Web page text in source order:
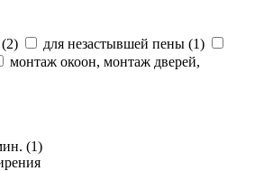
2) для незастывшей пены (1)
монтаж окоон, монтаж дверей,
(1)